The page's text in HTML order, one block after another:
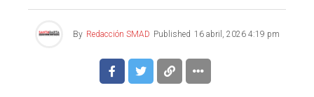
By Redacción SMAD Published 16 abril, 2026 4:19 pm